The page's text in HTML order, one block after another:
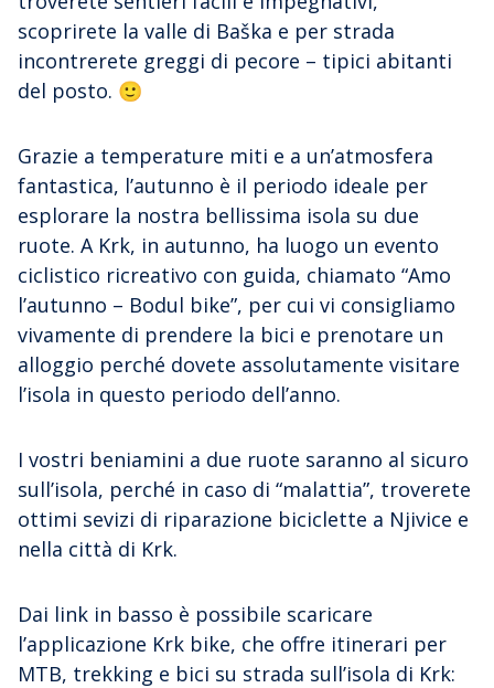
scoprirete la valle di Baška e per strada
incontrerete greggi di pecore – tipici abitanti
del posto. 🙂
Grazie a temperature miti e a un’atmosfera
fantastica, l’autunno è il periodo ideale per
esplorare la nostra bellissima isola su due
ruote. A Krk, in autunno, ha luogo un evento
ciclistico ricreativo con guida, chiamato “Amo
l’autunno – Bodul bike”, per cui vi consigliamo
vivamente di prendere la bici e prenotare un
alloggio perché dovete assolutamente visitare
l’isola in questo periodo dell’anno.
I vostri beniamini a due ruote saranno al sicuro
sull’isola, perché in caso di “malattia”, troverete
ottimi sevizi di riparazione biciclette a Njivice e
nella città di Krk.
Dai link in basso è possibile scaricare
l’applicazione Krk bike, che offre itinerari per
MTB, trekking e bici su strada sull’isola di Krk: